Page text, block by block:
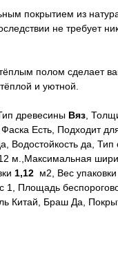
покрытием из
не требует
полом сделает
и уютной.
древесины Вяз,
Есть, Подходит
Водостойкость да,
м.,Максимальная
1,12 м2, Вес упаковки
1, Площадь
Китай, Браш Да,